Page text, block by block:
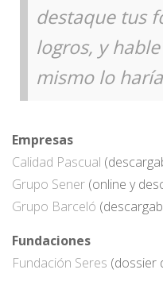
destaque tus
logros, y
mismo lo
Empresas
Calidad Pascual
Grupo Sener (online y
Grupo Barceló
Fundaciones
Fundación Seres (dossier